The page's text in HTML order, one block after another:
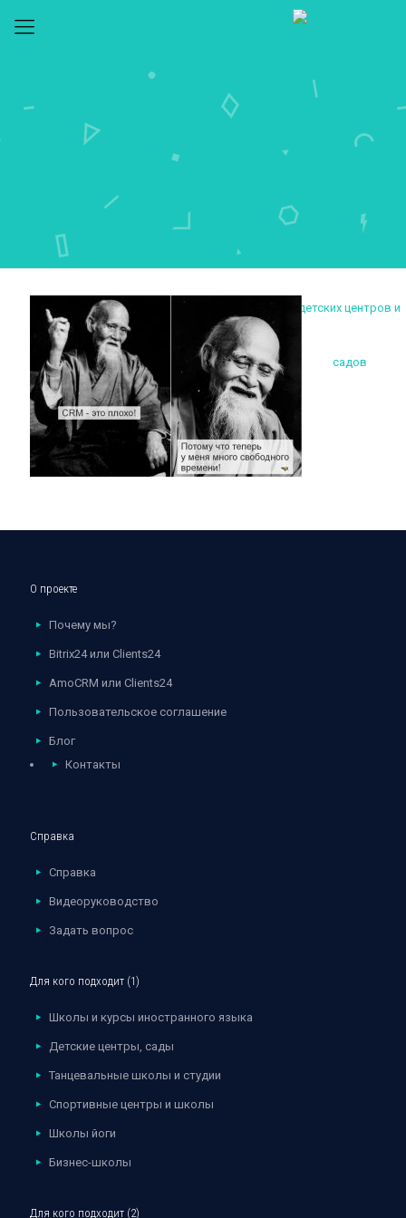
О проекте
Почему мы?
Bitrix24 или Clients24
AmoCRM или Clients24
Пользовательское соглашение
Блог
Контакты
Справка
Справка
Видеоруководство
Задать вопрос
Для кого подходит (1)
Школы и курсы иностранного языка
Детские центры, сады
Танцевальные школы и студии
Спортивные центры и школы
Школы йоги
Бизнес-школы
Для кого подходит (2)